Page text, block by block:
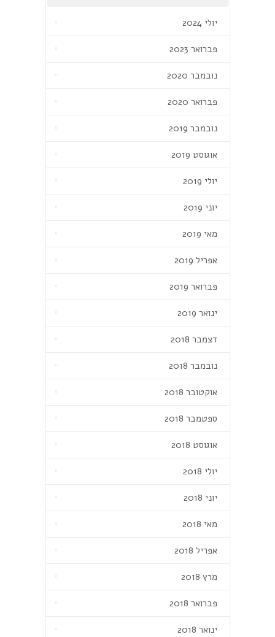
יולי 2024
פברואר 2023
נובמבר 2020
פברואר 2020
נובמבר 2019
אוגוסט 2019
יולי 2019
יוני 2019
מאי 2019
אפריל 2019
פברואר 2019
ינואר 2019
דצמבר 2018
נובמבר 2018
אוקטובר 2018
ספטמבר 2018
אוגוסט 2018
יולי 2018
יוני 2018
מאי 2018
אפריל 2018
מרץ 2018
פברואר 2018
ינואר 2018